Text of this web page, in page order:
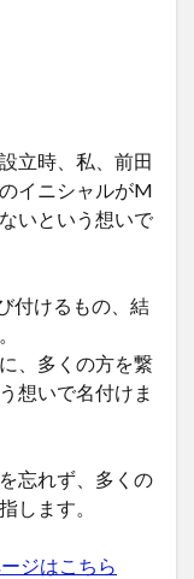
立時、私、前田
イニシャルがM
いという想いで
付けるもの、結
、多くの方を繋
想いで名付けま
忘れず、多くの
します。
ジはこちら